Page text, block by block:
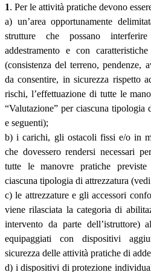
1. Per le attività pratiche devono
a) un’area opportunamente
strutture che possano
addestramento e con
(consistenza del terreno, pendenze,
da consentire, in sicurezza rispetto
rischi, l’effettuazione di tutte le
“Valutazione” per ciascuna
e seguenti);
b) i carichi, gli ostacoli fissi e/o in
che dovessero rendersi necessari
tutte le manovre pratiche
ciascuna tipologia di attrezzatura
c) le attrezzature e gli accessori
viene rilasciata la categoria di
intervento da parte dell’istruttore)
equipaggiati con dispositivi
sicurezza delle attività pratiche di
d) i dispositivi di protezione